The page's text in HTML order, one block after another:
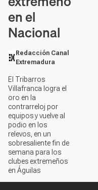
en el
Nacional
Redacción Canal
Extremadura
El Tribarros
Villafranca logra el
oro en la
contrarreloj por
equipos y vuelve al
podio en los
relevos, en un
sobresaliente fin de
semana para los
clubes extremeños
en Águilas